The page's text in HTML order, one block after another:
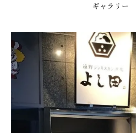
ギャラリー